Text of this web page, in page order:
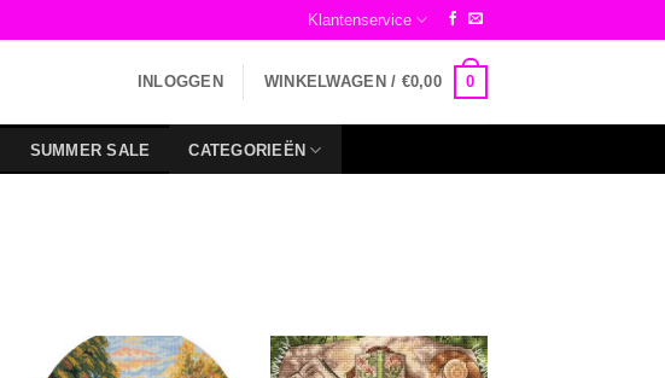
Klantenservice
INLOGGEN WINKELWAGEN / €0,00 0
SUMMER SALE CATEGORIEËN